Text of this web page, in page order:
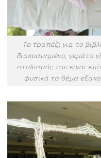
Το τραπέζι για το
διακοσμημένο, γεμάτο
στολισμός του είναι
φυσικά το θέμα